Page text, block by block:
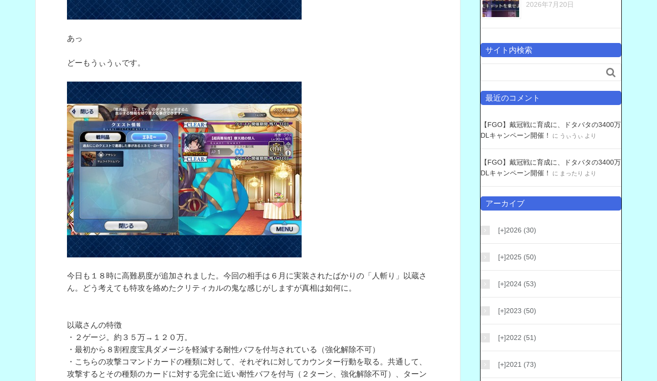
あっ
どーもうぃうぃです。
今日も１８時に高難易度が追加されました。今回の相手は６月に実装されたばかりの「人斬り」以蔵さ
ん。どう考えても特攻を絡めたクリティカルの鬼な感じがしますが真相は如何に。
以蔵さんの特徴
・２ゲージ。約３５万→１２０万。
・最初から８割程度宝具ダメージを軽減する耐性バフを付与されている（強化解除不可）
・こちらの攻撃コマンドカードの種類に対して、それぞれに対してカウンター行動を取る。共通して、
攻撃するとその種類のカードに対する完全に近い耐性バフを付与（２ターン、強化解除不可）、ターン
2026年7月20日
サイト内検索

最近のコメント
【FGO】戴冠戦に育成に、ドタバタの3400万
DLキャンペーン開催！
に うぃうぃ より
【FGO】戴冠戦に育成に、ドタバタの3400万
DLキャンペーン開催！
に まったり より
アーカイブ
[+]2026 (30)
[+]2025 (50)
[+]2024 (53)
[+]2023 (50)
[+]2022 (51)
[+]2021 (73)